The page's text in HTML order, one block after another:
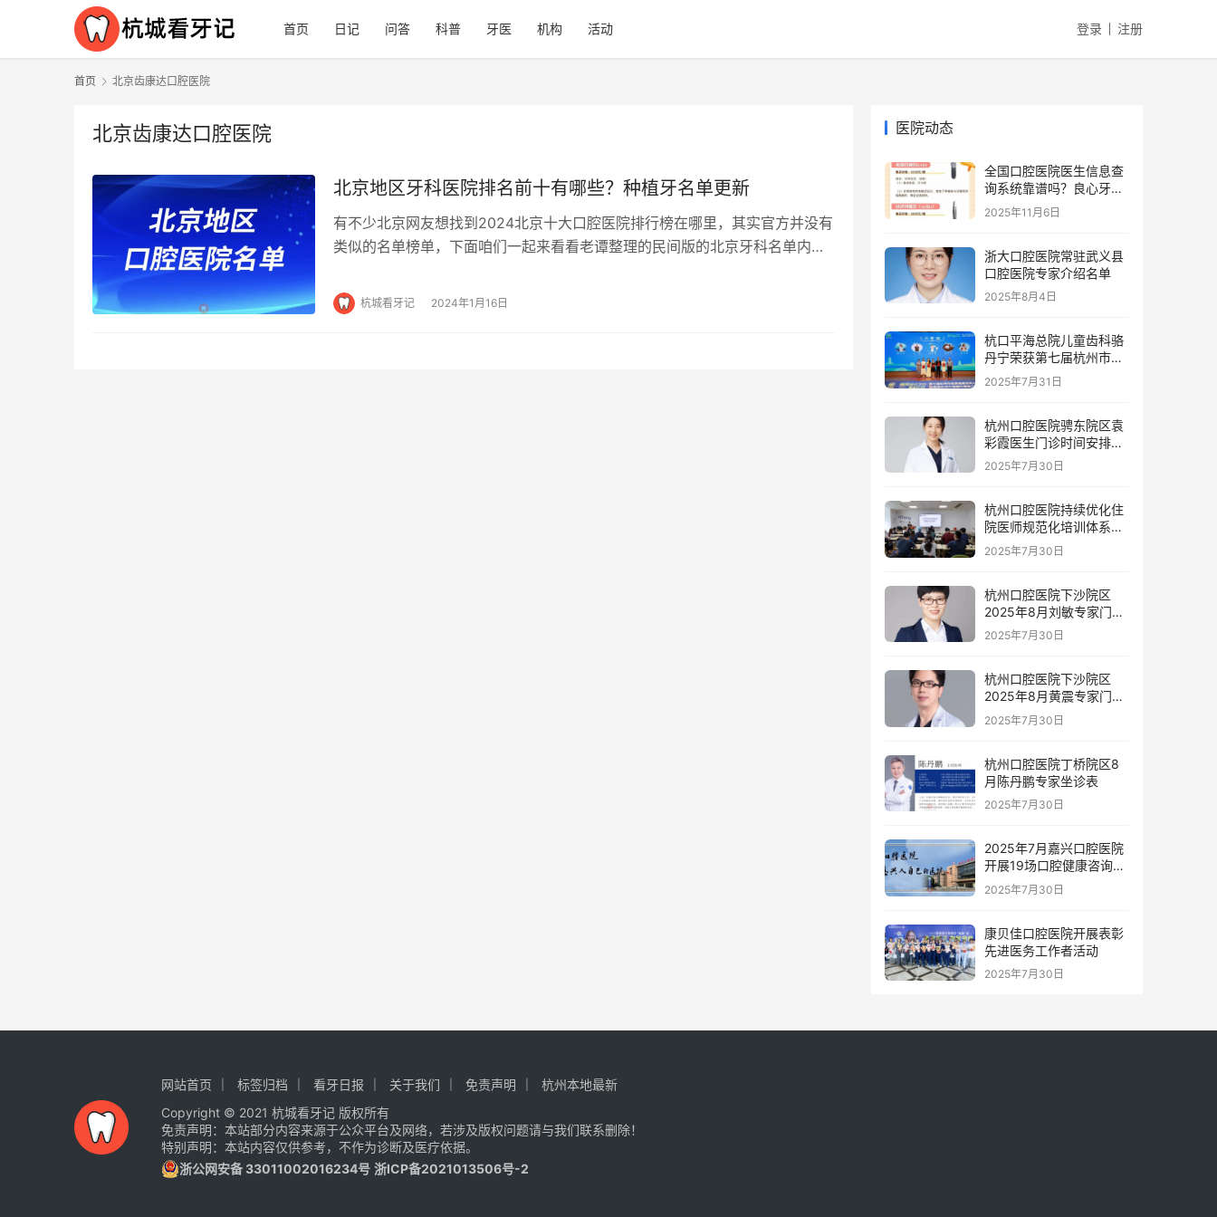
首页 日记 问答 科普 牙医 机构 活动 登录 注册
首页 北京齿康达口腔医院
北京齿康达口腔医院
北京地区牙科医院排名前十有哪些？种植牙名单更新
有不少北京网友想找到2024北京十大口腔医院排行榜在哪里，其实官方并没有
类似的名单榜单，下面咱们一起来看看老谭整理的民间版的北京牙科名单内容
杭城看牙记 2024年1月16日
医院动态
全国口腔医院医生信息查
询系统靠谱吗？良心牙医
建议种植牙品牌怎么选？
主流种植体品牌优势、价
2025年11月6日
浙大口腔医院常驻武义县
口腔医院专家介绍名单
2025年8月4日
杭口平海总院儿童齿科骆
丹宁荣获第七届杭州市金
牌健康讲师大赛二等奖
2025年7月31日
杭州口腔医院骋东院区袁
彩霞医生门诊时间安排
（2025年8月）
2025年7月30日
杭州口腔医院持续优化住
院医师规范化培训体系为
住院医师成长赋能
2025年7月30日
杭州口腔医院下沙院区
2025年8月刘敏专家门诊
安排
2025年7月30日
杭州口腔医院下沙院区
2025年8月黄震专家门诊
安排
2025年7月30日
杭州口腔医院丁桥院区8
月陈丹鹏专家坐诊表
2025年7月30日
2025年7月嘉兴口腔医院
开展19场口腔健康咨询活
动
2025年7月30日
康贝佳口腔医院开展表彰
先进医务工作者活动
2025年7月30日
网站首页 标签归档 看牙日报 关于我们 免责声明
杭州本地最新
Copyright © 2021 杭城看牙记 版权所有
免责声明：本站部分内容来源于公众平台及网络，若涉及版权问题请与我们联系删除！
特别声明：本站内容仅供参考，不作为诊断及医疗依据。
浙公网安备 33011002016234号 浙ICP备2021013506号-2